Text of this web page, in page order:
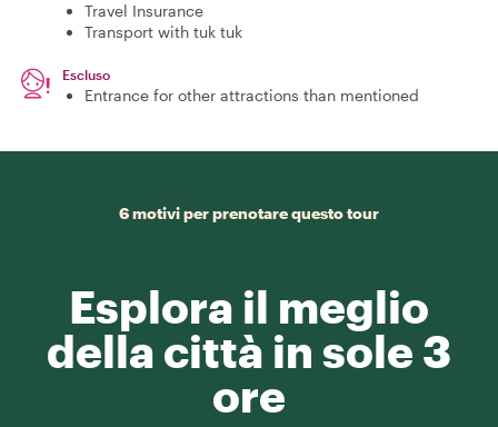
Travel Insurance
Transport with tuk tuk
Escluso
Entrance for other attractions than mentioned
6 motivi per prenotare questo tour
Esplora il meglio
della città in sole 3
ore